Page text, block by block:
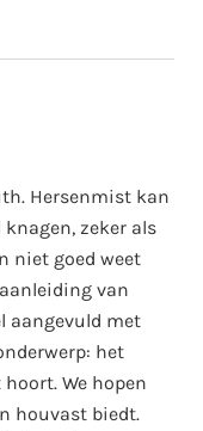
Hersenmist kan
zeker als
niet goed weet
van
aangevuld met
het
We hopen
houvast biedt.